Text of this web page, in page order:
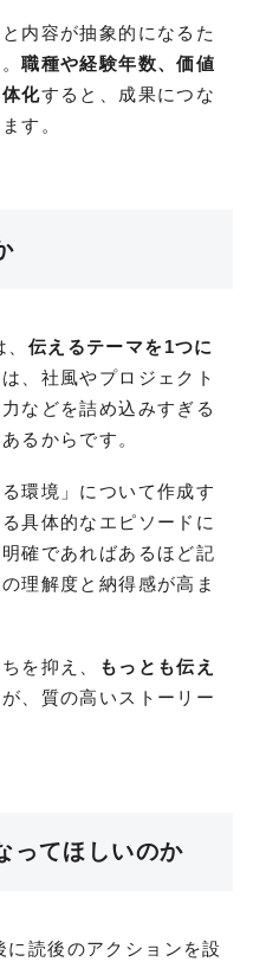
内容が抽象的になるた
職種や経験年数、価値
化すると、成果につな
す。
伝えるテーマを1つに
、社風やプロジェクト
などを詰め込みすぎる
るからです。
環境」について作成す
具体的なエピソードに
確であればあるほど記
理解度と納得感が高ま
を抑え、
もっとも伝え
、質の高いストーリー
ってほしいのか
読後のアクションを設